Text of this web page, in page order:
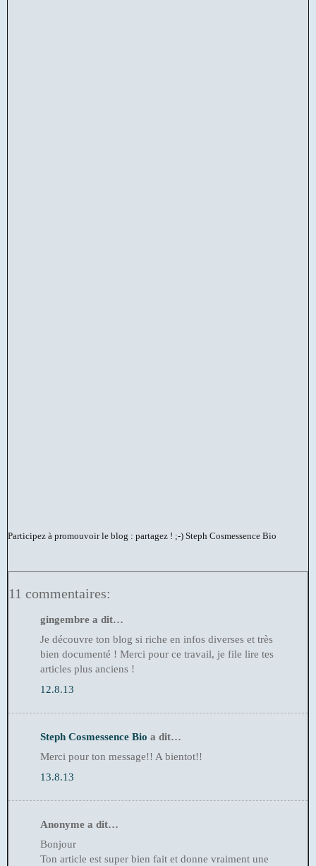
Participez à promouvoir le blog : partagez ! ;-) Steph Cosmessence Bio
11 commentaires:
gingembre a dit…
Je découvre ton blog si riche en infos diverses et très
bien documenté ! Merci pour ce travail, je file lire tes
articles plus anciens !
12.8.13
Steph Cosmessence Bio a dit…
Merci pour ton message!! A bientot!!
13.8.13
Anonyme a dit…
Bonjour
Ton article est super bien fait et donne vraiment une